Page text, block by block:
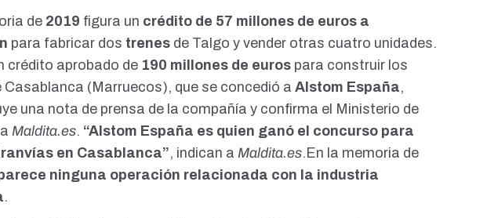
de 2019 figura un crédito de 57 millones de euros a
para fabricar dos trenes de Talgo y vender otras cuatro unidades.
crédito aprobado de 190 millones de euros para construir los
Casablanca (Marruecos), que se concedió aAlstom España,
una nota de prensa de la compañía y confirma el Ministerio de
aMaldita.es. “Alstom España es quien ganó el concurso para
en Casablanca”, indican aMaldita.es.En la memoria de
ninguna operación relacionada con la industria
.